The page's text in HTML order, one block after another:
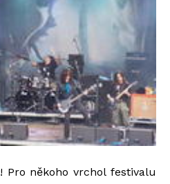
! Pro někoho vrchol festivalu